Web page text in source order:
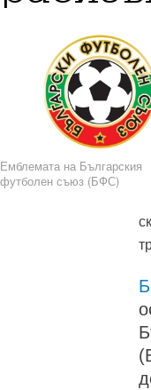
Емблемата на Българския
футболен съюз (БФС)